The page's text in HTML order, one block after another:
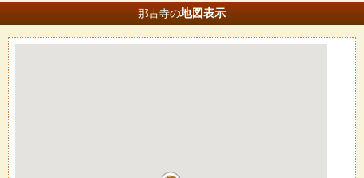
那古寺の地図表示